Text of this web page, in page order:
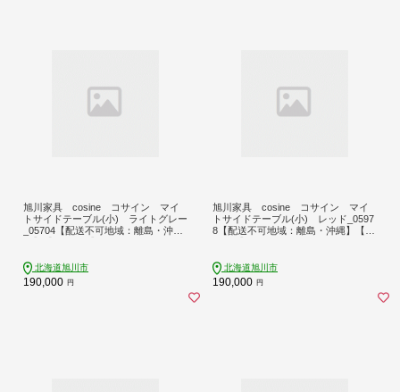
旭川家具 cosine コサイン マイ
トサイドテーブル(小) ライトグレー
_05704【配送不可地域：離島・沖
北海道旭川市
190,000 円
旭川家具 cosine コサイン マイ
トサイドテーブル(小) レッド_0597
8【配送不可地域：離島・沖縄】【17
北海道旭川市
190,000 円